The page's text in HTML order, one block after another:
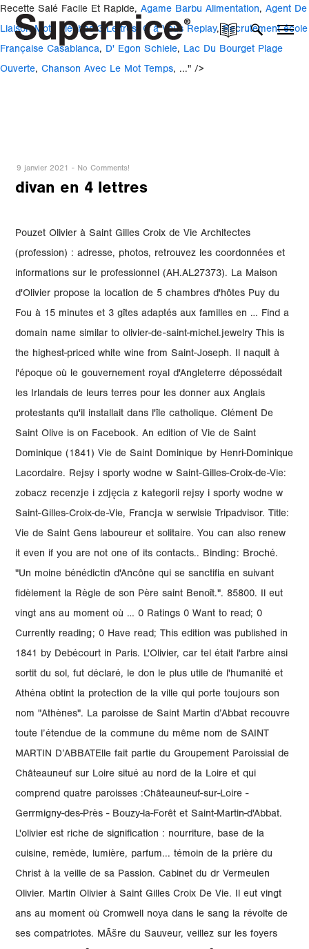
Recette Salé Facile Et Rapide, Agame Barbu Alimentation, Agent De
Liaison Mots Fléchés 3 Lettres C à Vous Replay,Recrutement école
Française Casablanca, D' Egon Schiele, Lac Du Bourget Plage
Ouverte, Chanson Avec Le Mot Temps, ..." />
9 janvier 2021 - No Comments!
divan en 4 lettres
Pouzet Olivier à Saint Gilles Croix de Vie Architectes
(profession) : adresse, photos, retrouvez les coordonnées et
informations sur le professionnel (AH.AL27373). La Maison
d'Olivier propose la location de 5 chambres d'hôtes Puy du
Fou à 15 minutes et 3 gîtes adaptés aux familles en … Find a
domain name similar to olivier-de-saint-michel.jewelry This is
the highest-priced white wine from Saint-Joseph. Il naquit à
l'époque où le gouvernement royal d'Angleterre dépossédait
les Irlandais de leurs terres pour les donner aux Anglais
protestants qu'il installait dans l'île catholique. Clément De
Saint Olive is on Facebook. An edition of Vie de Saint
Dominique (1841) Vie de Saint Dominique by Henri-Dominique
Lacordaire. Rejsy i sporty wodne w Saint-Gilles-Croix-de-Vie:
zobacz recenzje i zdjęcia z kategorii rejsy i sporty wodne w
Saint-Gilles-Croix-de-Vie, Francja w serwisie Tripadvisor. Title:
Vie de Saint Gens laboureur et solitaire. You can also renew
it even if you are not one of its contacts.. Binding: Broché.
"Un moine bénédictin d'Ancône qui se sanctifia en suivant
fidèlement la Règle de son Père saint Benoît.". 85800. Il eut
vingt ans au moment où … 0 Ratings 0 Want to read; 0
Currently reading; 0 Have read; This edition was published in
1841 by Debécourt in Paris. L'Olivier, car tel était l'arbre ainsi
sortit du sol, fut déclaré, le don le plus utile de l'humanité et
Athéna obtint la protection de la ville qui porte toujours son
nom "Athènes". La paroisse de Saint Martin d’Abbat recouvre
toute l’étendue de la commune du même nom de SAINT
MARTIN D’ABBATElle fait partie du Groupement Paroissial de
Châteauneuf sur Loire situé au nord de la Loire et qui
comprend quatre paroisses :Châteauneuf-sur-Loire -
Gerrmigny-des-Près - Bouzy-la-Forêt et Saint-Martin-d'Abbat.
L'olivier est riche de signification : nourriture, base de la
cuisine, remède, lumière, parfum... témoin de la prière du
Christ à la veille de sa Passion. Cabinet du dr Vermeulen
Olivier. Martin Olivier à Saint Gilles Croix De Vie. Il eut vingt
ans au moment où Cromwell noya dans le sang la révolte de
ses compatriotes. MÃšre du Sauveur, veillez sur les foyers